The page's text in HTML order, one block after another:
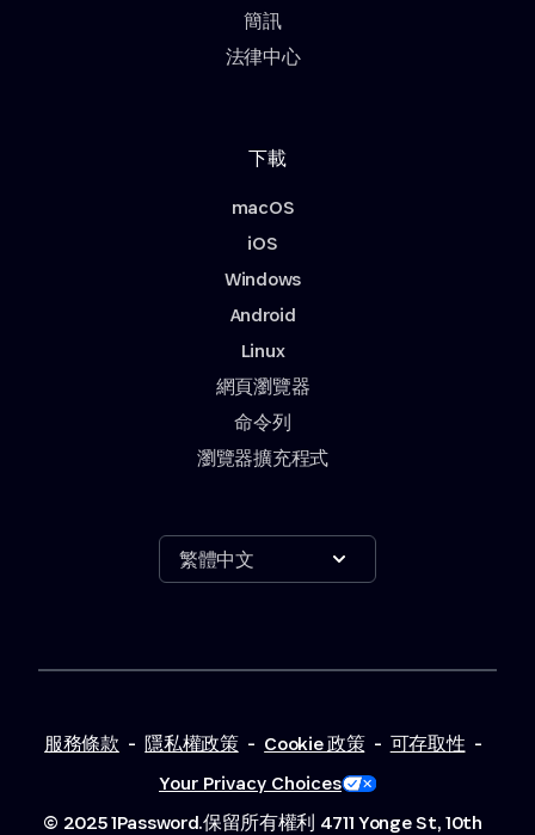
簡訊
法律中心
下載
macOS
iOS
Windows
Android
Linux
網頁瀏覽器
命令列
瀏覽器擴充程式
繁體中文
Show options
服務條款 - 隱私權政策 - Cookie 政策 - 可存取性 -
Your Privacy Choices
© 2025 1Password.保留所有權利 4711 Yonge St, 10th